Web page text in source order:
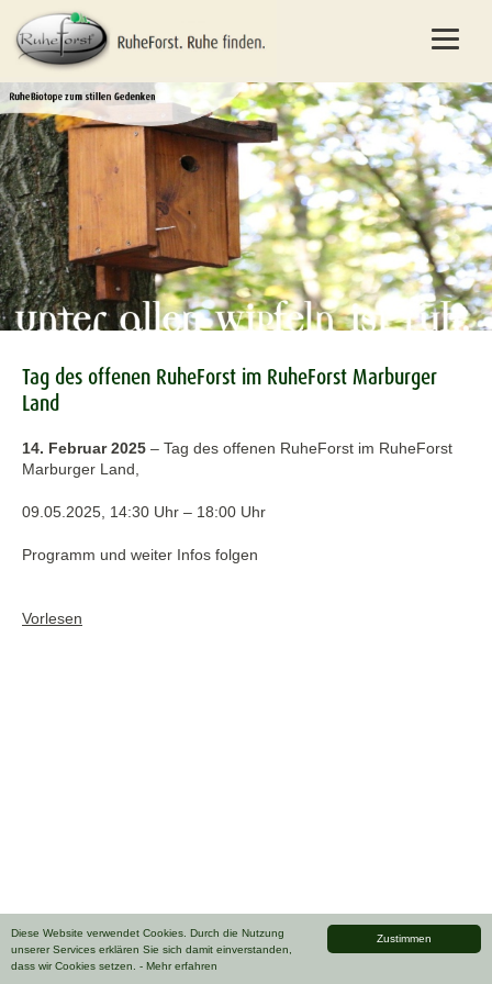
Zustimmen
Diese Website verwendet Cookies. Durch die Nutzung
unserer Services erklären Sie sich damit einverstanden,
dass wir Cookies setzen. - Mehr erfahren
Tag des offenen RuheForst im RuheForst Marburger
Land
14. Februar 2025 – Tag des offenen RuheForst im RuheForst
Marburger Land,
09.05.2025, 14:30 Uhr – 18:00 Uhr
Programm und weiter Infos folgen
Vorlesen